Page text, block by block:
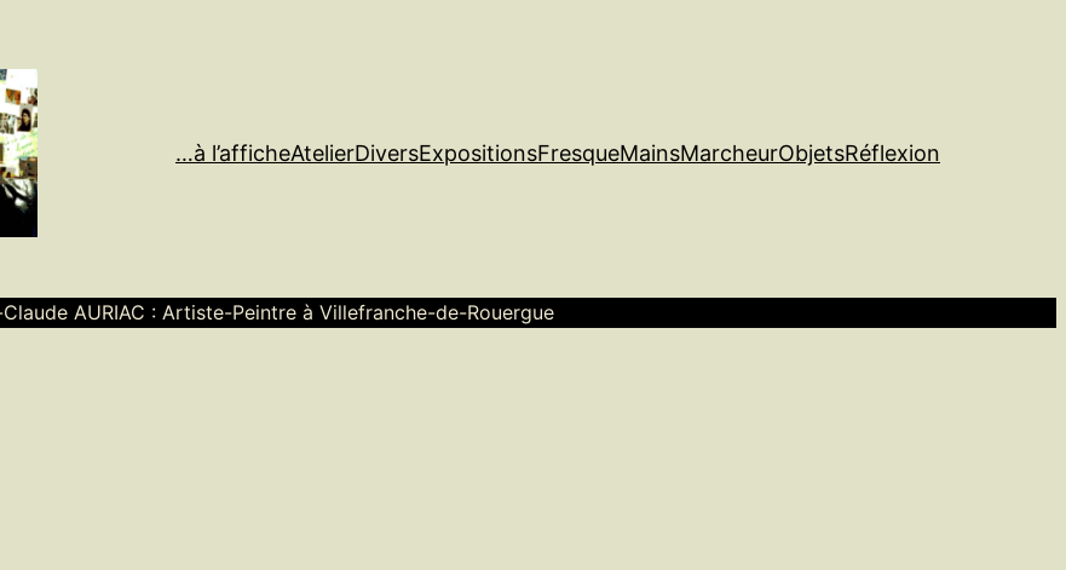
…à l’afficheAtelierDiversExpositionsFresqueMainsMarcheurObjetsRéflexion
AURIAC : Artiste-Peintre à Villefranche-de-Rouergue